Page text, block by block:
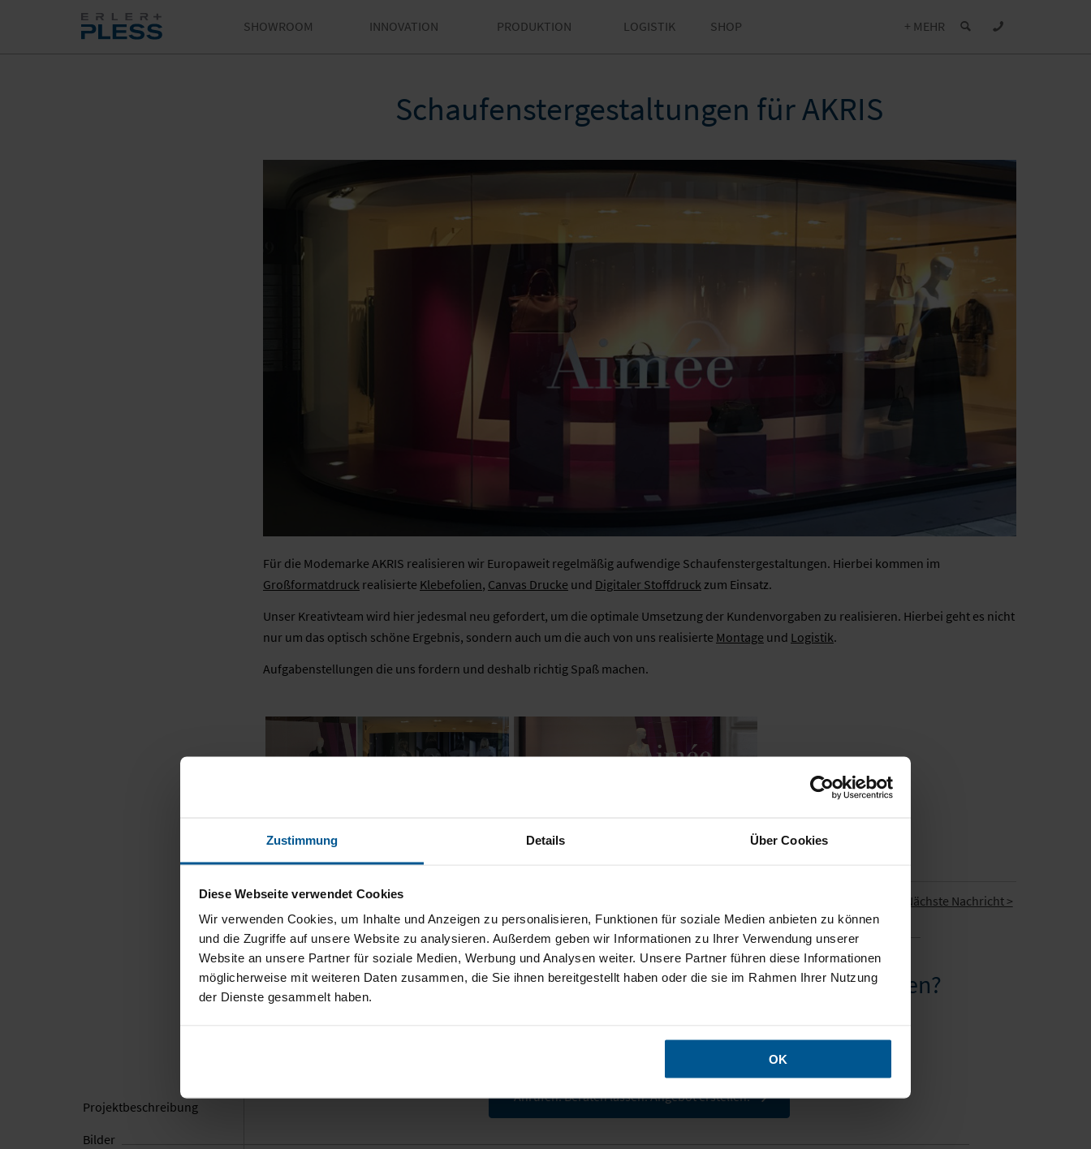
Zustimmung Details Über Cookies
Diese Webseite verwendet Cookies
Wir verwenden Cookies, um Inhalte und Anzeigen zu personalisieren, Funktionen für soziale Medien anbieten zu können
und die Zugriffe auf unsere Website zu analysieren. Außerdem geben wir Informationen zu Ihrer Verwendung unserer
Website an unsere Partner für soziale Medien, Werbung und Analysen weiter. Unsere Partner führen diese Informationen
möglicherweise mit weiteren Daten zusammen, die Sie ihnen bereitgestellt haben oder die sie im Rahmen Ihrer Nutzung
der Dienste gesammelt haben.
OK
SHOWROOM INNOVATION PRODUKTION LOGISTIK SHOP + MEHR
Projekt­beschreibung
Bilder
Schaufenstergestaltungen für AKRIS
Für die Modemarke AKRIS realisieren wir Europaweit regelmäßig aufwendige Schaufenstergestaltungen. Hierbei kommen im
Großformatdruckrealisierte Klebefolien, Canvas Drucke und Digitaler Stoffdruckzum Einsatz.
Unser Kreativteam wird hier jedesmal neu gefordert, um die optimale Umsetzung der Kundenvorgaben zu realisieren. Hierbei geht es nicht
nur um das optisch schöne Ergebnis, sondern auch um die auch von uns realisierte Montage und Logistik.
Aufgabenstellungen die uns fordern und deshalb richtig Spaß machen.
< Vorige Nachricht Nächste Nachricht >
Sie haben auch ein Projekt, das Sie gern realisieren würden?
Nehmen Sie über unsere Service-Hotline +49 40 248 448 0 oder unserKontaktformularKontakt auf.
Anrufen. Beraten lassen. Angebot erstellen.